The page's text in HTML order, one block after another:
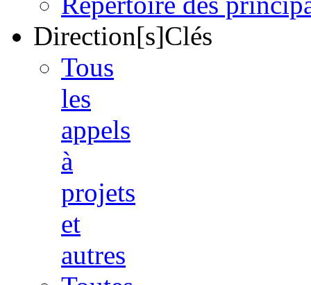
Direction[s]Clés
Tous
les
appels
à
projets
et
autres